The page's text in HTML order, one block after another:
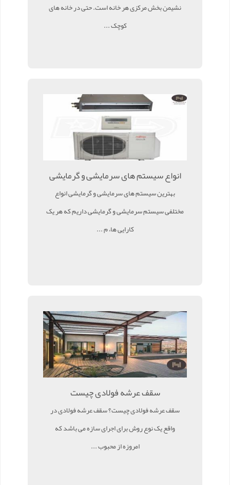
نشیمن بخش مرکزی هر خانه است. حتی در خانه های
کوچک ...
انواع سیستم های سرمایشی و گرمایشی
بهترین سیستم های سرمایشی و گرمایشی انواع
مختلفی سیستم سرمایشی و گرمایشی داریم که هر یک
کارایی ها، م ...
سقف عرشه فولادی چیست
سقف عرشه فولادی چیست؟ سقف عرشه فولادی در
واقع یک نوع روش برای اجرای سازه می باشد که
امروزه از محبوب ...